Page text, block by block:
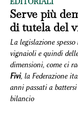
Serve più
di tutela del
La legislazione
vignaioli e quindi
dimensioni, come ci
Fivi, la Federazione
anni passati a
bilancio